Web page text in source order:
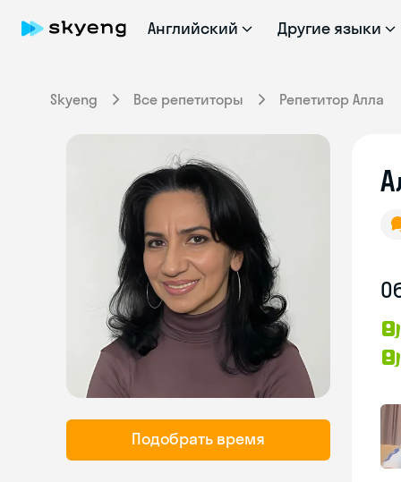
Английский Другие языки
Skyeng Все репетиторы Репетитор Алла
Подобрать время